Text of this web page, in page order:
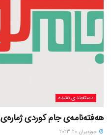
دسته‌بندی نشده
هەفتەنامەی جام کوردی ژمارەی 324
حوزه‌یران 20, 2023